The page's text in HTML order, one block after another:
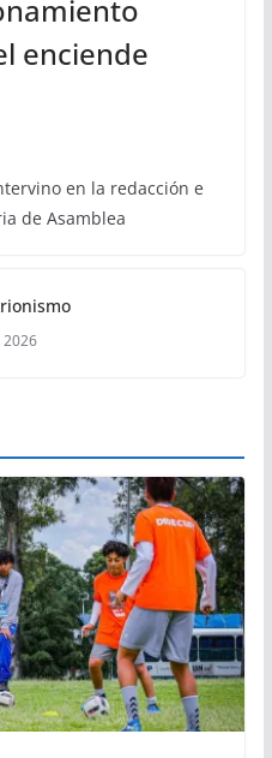
enciende
en la redacción e
de Asamblea
2026